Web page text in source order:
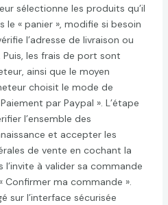
sélectionne les produits qu’il
« panier », modifie si besoin
l’adresse de livraison ou
Puis, les frais de port sont
ainsi que le moyen
choisit le mode de
par Paypal ». L’étape
l’ensemble des
et accepter les
de vente en cochant la
à valider sa commande
Confirmer ma commande ».
sur l’interface sécurisée